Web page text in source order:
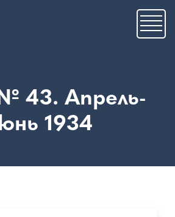
43. Апрель-
1934